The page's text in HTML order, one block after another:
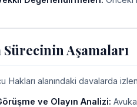
Sürecinin Aşamaları
Hakları alanındaki davalarda
ve Olayın Analizi: